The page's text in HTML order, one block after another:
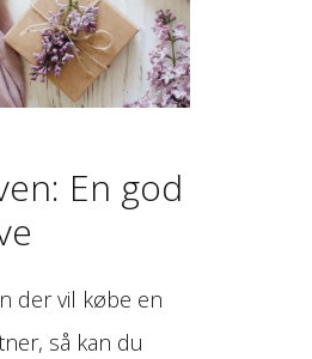
En god
der vil købe en
så kan du